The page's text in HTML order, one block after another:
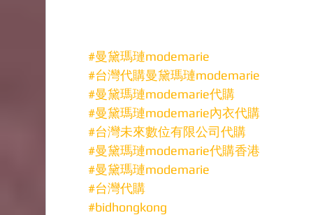
#曼黛瑪璉modemarie
#台灣代購曼黛瑪璉modemarie
#曼黛瑪璉modemarie代購
#曼黛瑪璉modemarie內衣代購
#台灣未來數位有限公司代購
#曼黛瑪璉modemarie代購香港
#曼黛瑪璉modemarie
#台灣代購
#bidhongkong